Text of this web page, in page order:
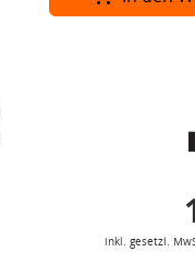
inkl. gesetzl.